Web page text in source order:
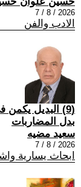
2026 / 8 / 7
الادب والفن
(9) البديل يكمن
بدل المضاربات
سعيد مضيه
2026 / 8 / 7
ابحاث يسارية